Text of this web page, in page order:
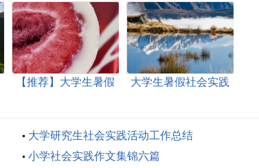
【推荐】大学生暑假
大学生暑假社会实践
大学研究生社会实践活动工作总结
小学社会实践作文集锦六篇